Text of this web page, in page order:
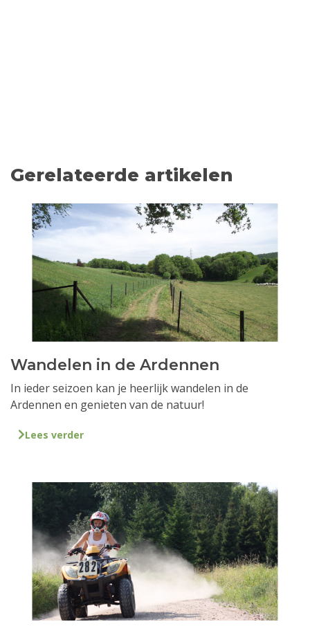
Gerelateerde artikelen
Wandelen in de Ardennen
In ieder seizoen kan je heerlijk wandelen in de
Ardennen en genieten van de natuur!
Lees verder